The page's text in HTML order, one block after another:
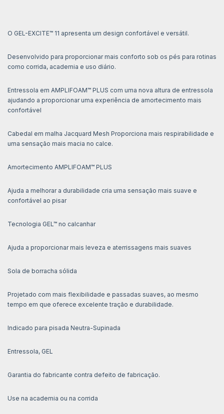
O GEL-EXCITE™ 11 apresenta um design confortável e versátil.
Desenvolvido para proporcionar mais conforto sob os pés para rotinas
como corrida, academia e uso diário.
Entressola em AMPLIFOAM™ PLUS com uma nova altura de entressola
ajudando a proporcionar uma experiência de amortecimento mais
confortável
Cabedal em malha Jacquard Mesh Proporciona mais respirabilidade e
uma sensação mais macia no calce.
Amortecimento AMPLIFOAM™ PLUS
Ajuda a melhorar a durabilidade cria uma sensação mais suave e
confortável ao pisar
Tecnologia GEL™ no calcanhar
Ajuda a proporcionar mais leveza e aterrissagens mais suaves
Sola de borracha sólida
Projetado com mais flexibilidade e passadas suaves, ao mesmo
tempo em que oferece excelente tração e durabilidade.
Indicado para pisada Neutra-Supinada
Entressola, GEL
Garantia do fabricante contra defeito de fabricação.
Use na academia ou na corrida